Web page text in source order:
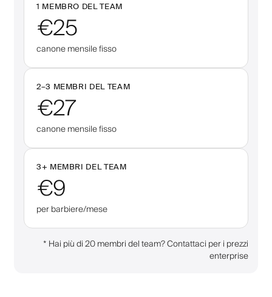
1 MEMBRO DEL TEAM
€25
canone mensile fisso
2–3 MEMBRI DEL TEAM
€27
canone mensile fisso
3+ MEMBRI DEL TEAM
€9
per barbiere/mese
* Hai più di 20 membri del team? Contattaci per i prezzi
enterprise